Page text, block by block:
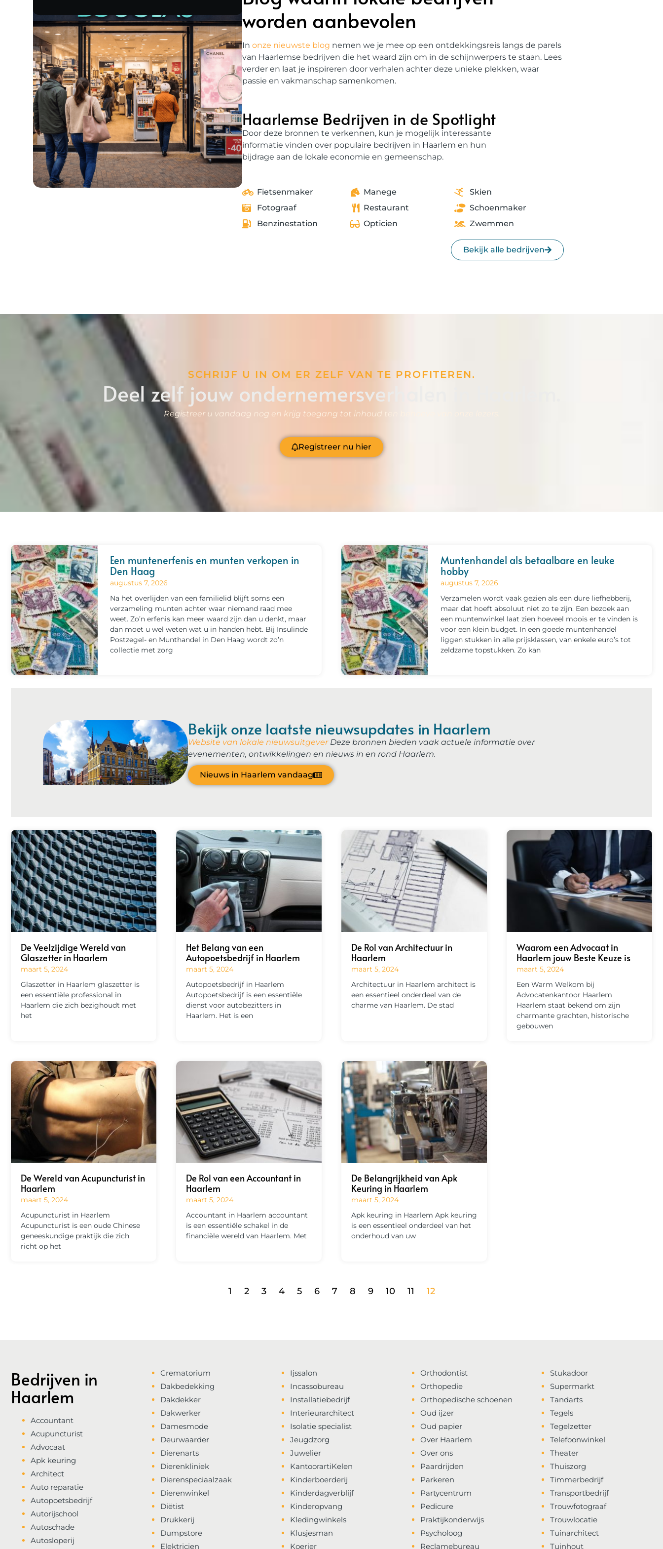
worden aanbevolen
In onze nieuwste blog nemen we je mee op een ontdekkingsreis langs de parels
van Haarlemse bedrijven die het waard zijn om in de schijnwerpers te staan. Lees
verder en laat je inspireren door verhalen achter deze unieke plekken, waar
passie en vakmanschap samenkomen.
Haarlemse Bedrijven in de Spotlight
Door deze bronnen te verkennen, kun je mogelijk interessante
informatie vinden over populaire bedrijven in Haarlem en hun
bijdrage aan de lokale economie en gemeenschap.
Fietsenmaker
Fotograaf
Benzinestation
Manege
Restaurant
Opticien
Skien
Schoenmaker
Zwemmen
Bekijk alle bedrijven
SCHRIJF U IN OM ER ZELF VAN TE PROFITEREN.
Deel zelf jouw ondernemersverhalen in Haarlem.
Registreer u vandaag nog en krijg toegang tot inhoud ten behoeve van onze lezers.
Registreer nu hier
Een muntenerfenis en munten verkopen in
Den Haag
augustus 7, 2026
Na het overlijden van een familielid blijft soms een
verzameling munten achter waar niemand raad mee
weet. Zo’n erfenis kan meer waard zijn dan u denkt, maar
dan moet u wel weten wat u in handen hebt. Bij Insulinde
Postzegel- en Munthandel in Den Haag wordt zo’n
collectie met zorg
Muntenhandel als betaalbare en leuke
hobby
augustus 7, 2026
Verzamelen wordt vaak gezien als een dure liefhebberij,
maar dat hoeft absoluut niet zo te zijn. Een bezoek aan
een muntenwinkel laat zien hoeveel moois er te vinden is
voor een klein budget. In een goede muntenhandel
liggen stukken in alle prijsklassen, van enkele euro’s tot
zeldzame topstukken. Zo kan
Bekijk onze laatste nieuwsupdates in Haarlem
Website van lokale nieuwsuitgeverDeze bronnen bieden vaak actuele informatie over
evenementen, ontwikkelingen en nieuws in en rond Haarlem.
Nieuws in Haarlem vandaag
De Veelzijdige Wereld van
Glaszetter in Haarlem
maart 5, 2024
Glaszetter in Haarlem glaszetter is
een essentiële professional in
Haarlem die zich bezighoudt met
het
Het Belang van een
Autopoetsbedrijf in Haarlem
maart 5, 2024
Autopoetsbedrijf in Haarlem
Autopoetsbedrijf is een essentiële
dienst voor autobezitters in
Haarlem. Het is een
De Rol van Architectuur in
Haarlem
maart 5, 2024
Architectuur in Haarlem architect is
een essentieel onderdeel van de
charme van Haarlem. De stad
Waarom een Advocaat in
Haarlem jouw Beste Keuze is
maart 5, 2024
Een Warm Welkom bij
Advocatenkantoor Haarlem
Haarlem staat bekend om zijn
charmante grachten, historische
gebouwen
De Wereld van Acupuncturist in
Haarlem
maart 5, 2024
Acupuncturist in Haarlem
Acupuncturist is een oude Chinese
geneeskundige praktijk die zich
richt op het
De Rol van een Accountant in
Haarlem
maart 5, 2024
Accountant in Haarlem accountant
is een essentiële schakel in de
financiële wereld van Haarlem. Met
De Belangrijkheid van Apk
Keuring in Haarlem
maart 5, 2024
Apk keuring in Haarlem Apk keuring
is een essentieel onderdeel van het
onderhoud van uw
1 2 3 4 5 6 7 8 9 10 11 12
Bedrijven in
Haarlem
Accountant
Acupuncturist
Advocaat
Apk keuring
Architect
Auto reparatie
Autopoetsbedrijf
Autorijschool
Autoschade
Autosloperij
Crematorium
Dakbedekking
Dakdekker
Dakwerker
Damesmode
Deurwaarder
Dierenarts
Dierenkliniek
Dierenspeciaalzaak
Dierenwinkel
Diëtist
Drukkerij
Dumpstore
Elektricien
Ijssalon
Incassobureau
Installatiebedrijf
Interieurarchitect
Isolatie specialist
Jeugdzorg
Juwelier
KantoorartiKelen
Kinderboerderij
Kinderdagverblijf
Kinderopvang
Kledingwinkels
Klusjesman
Koerier
Orthodontist
Orthopedie
Orthopedische schoenen
Oud ijzer
Oud papier
Over Haarlem
Over ons
Paardrijden
Parkeren
Partycentrum
Pedicure
Praktijkonderwijs
Psycholoog
Reclamebureau
Stukadoor
Supermarkt
Tandarts
Tegels
Tegelzetter
Telefoonwinkel
Theater
Thuiszorg
Timmerbedrijf
Transportbedrijf
Trouwfotograaf
Trouwlocatie
Tuinarchitect
Tuinhout